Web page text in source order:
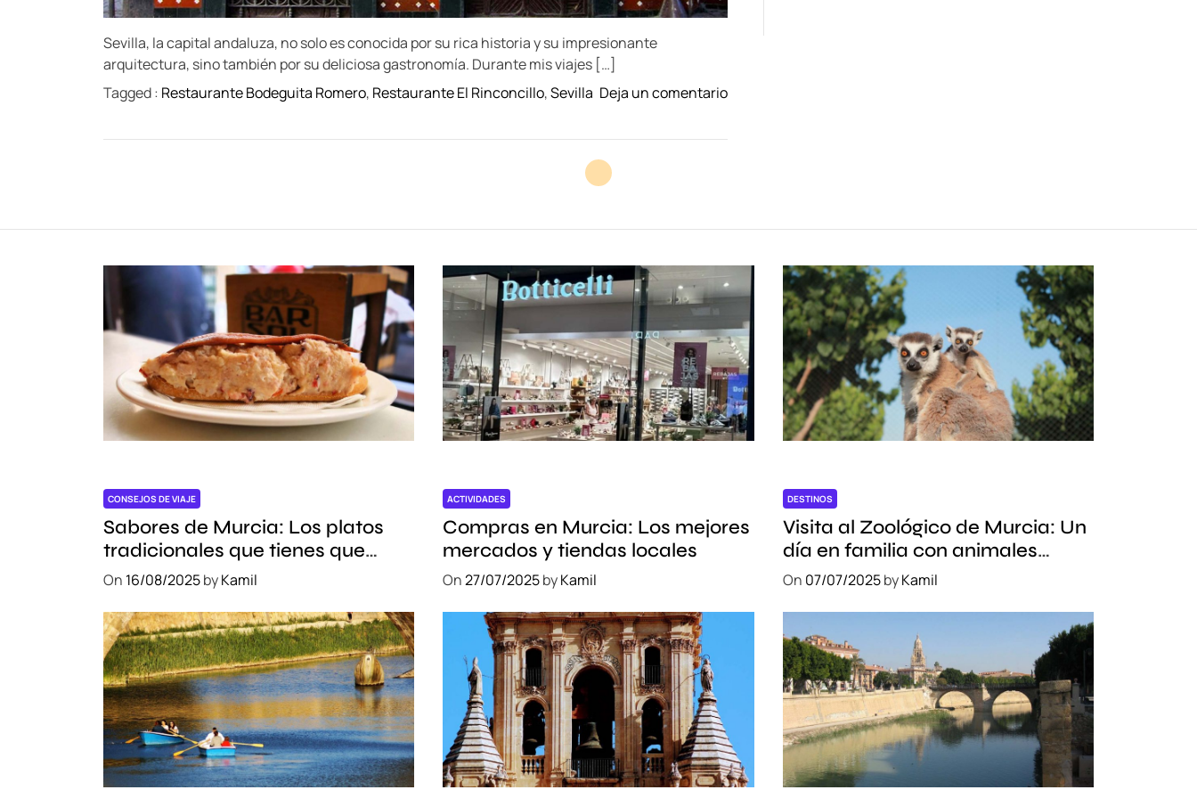
Sevilla, la capital andaluza, no solo es conocida por su rica historia y su impresionante
arquitectura, sino también por su deliciosa gastronomía. Durante mis viajes […]
Tagged : Restaurante Bodeguita Romero, Restaurante El Rinconcillo,Sevilla Deja un comentarioo
E
e
n
i
a
d
e
c
o
a
c
o
r
CONSEJOS DE VIAJE
Sabores de Murcia: Los platos
tradicionales que tienes que
probar
On 16/08/2025byKamil
ACTIVIDADES
Compras en Murcia: Los mejores
mercados y tiendas locales
On27/07/2025byKamil
DESTINOS
Visita al Zoológico de Murcia: Un
día en familia con animales
exóticos
On 07/07/2025byKamil